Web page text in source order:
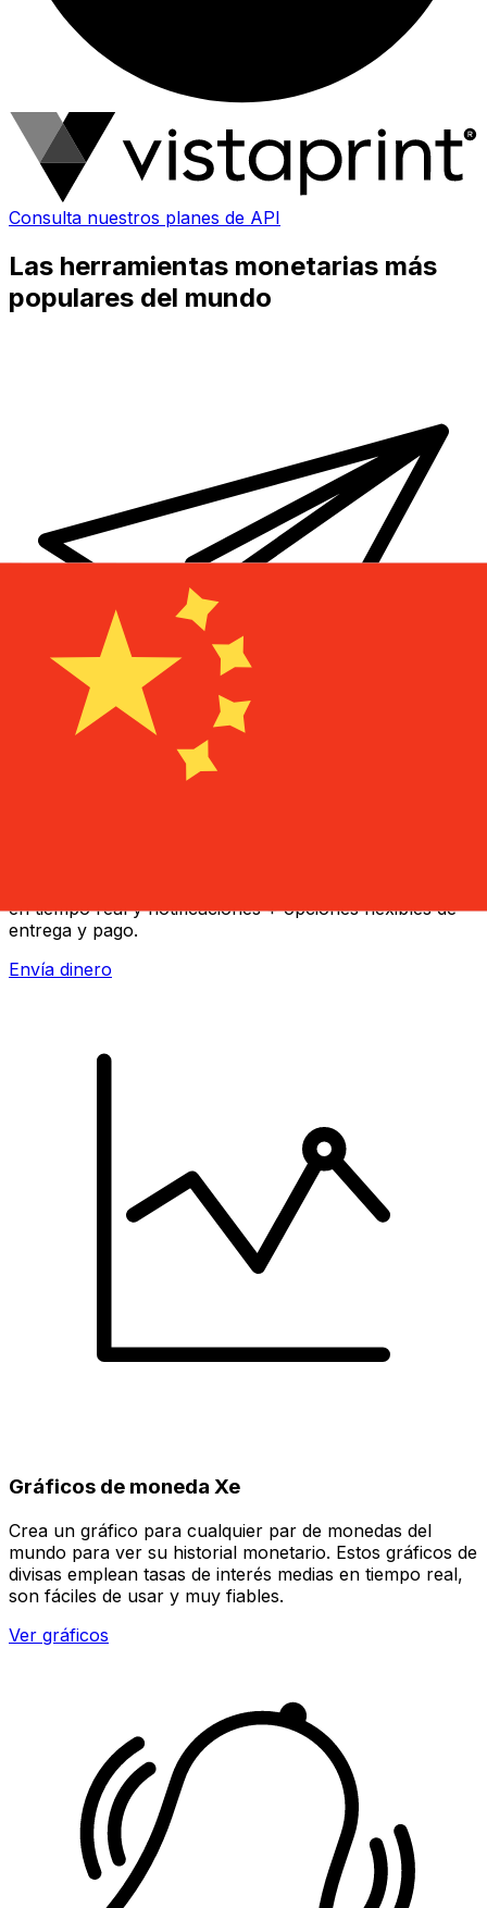
Consulta nuestros planes de API
Las herramientas monetarias más
populares del mundo
en tiempo real y notificaciones + opciones flexibles de
entrega y pago.
Envía dinero
Gráficos de moneda Xe
Crea un gráfico para cualquier par de monedas del
mundo para ver su historial monetario. Estos gráficos de
divisas emplean tasas de interés medias en tiempo real,
son fáciles de usar y muy fiables.
Ver gráficos